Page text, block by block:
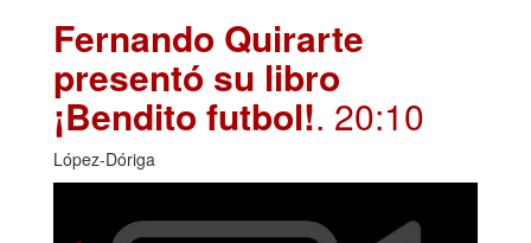
Fernando Quirarte
presentó su libro
¡Bendito futbol!. 20:10
López-Dóriga